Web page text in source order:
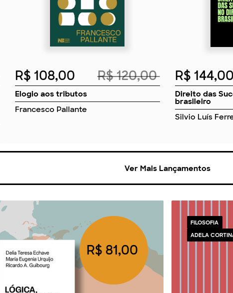
R$ 108,00 R$ 120,00
Elogio aos tributos
Francesco Pallante
R$ 144,00
Direito das
brasileiro
Silvio Luís
Ver Mais Lançamentos
R$ 81,00
FILOSOFIA
ADELA